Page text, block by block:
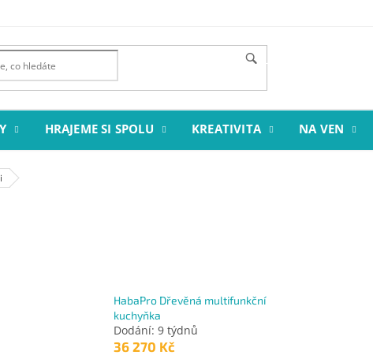
HRAJEME SI SPOLU KREATIVITA NA VEN
HabaPro Dřevěná multifunkční
kuchyňka
Dodání: 9 týdnů
36 270 Kč